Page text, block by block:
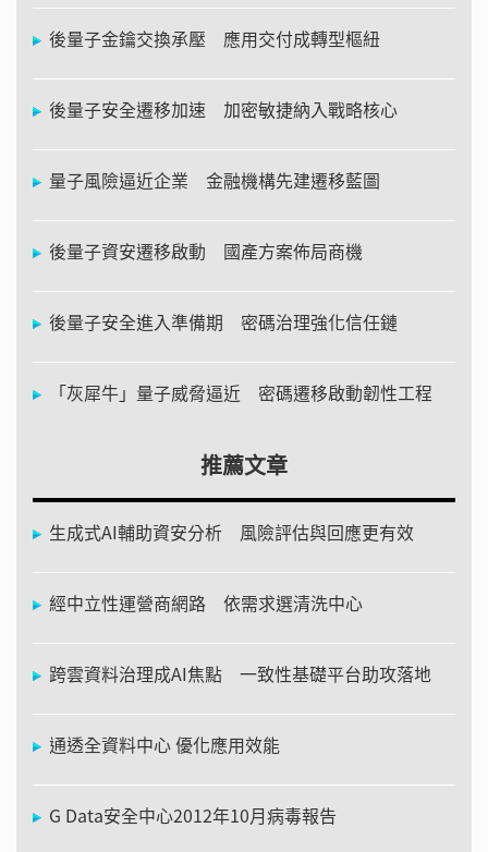
後量子金鑰交換承壓 應用交付成轉型樞紐
後量子安全遷移加速 加密敏捷納入戰略核心
量子風險逼近企業 金融機構先建遷移藍圖
後量子資安遷移啟動 國產方案佈局商機
後量子安全進入準備期 密碼治理強化信任鏈
「灰犀牛」量子威脅逼近 密碼遷移啟動韌性工程
推薦文章
生成式AI輔助資安分析 風險評估與回應更有效
經中立性運營商網路 依需求選清洗中心
跨雲資料治理成AI焦點 一致性基礎平台助攻落地
通透全資料中心 優化應用效能
G Data安全中心2012年10月病毒報告